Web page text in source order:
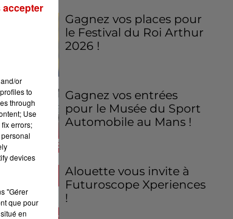
Gagnez vos places pour
le Festival du Roi Arthur
2026 !
Gagnez vos entrées
pour le Musée du Sport
Automobile au Mans !
Alouette vous invite à
Futuroscope Xperiences
!
or
to
through
Use
errors;
devices
"Gérer
que pour
en